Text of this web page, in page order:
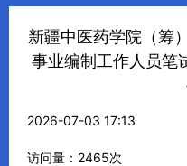
新疆中医药学院（筹
事业编制工作人员笔
2026-07-03 17:13
访问量： 2465次